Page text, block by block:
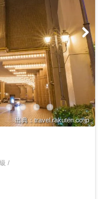
出典：travel.rakuten.co.jp
/